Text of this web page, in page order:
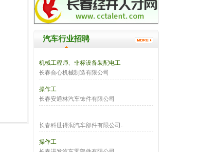
汽车行业招聘
机械工程师、非标设备装配电工
长春合心机械制造有限公司
操作工
长春安通林汽车饰件有限公司
长春科世得润汽车部件有限公司..
操作工